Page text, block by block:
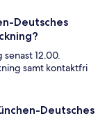
Deutsches
12.00.
samt kontaktfri
Deutsches